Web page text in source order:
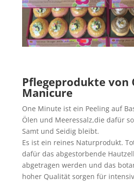
Pflegeprodukte von
Manicure
One Minute ist ein Peeling auf
Ölen und Meeressalz,die dafür
Samt und Seidig bleibt.
Es ist ein reines Naturprodukt.
dafür das abgestorbende
abgetragen werden und das
hoher Qualität sorgen für